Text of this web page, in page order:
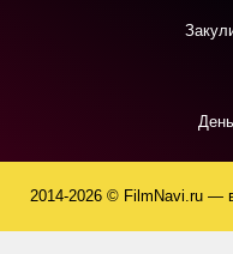
2014-2026 © FilmNavi.ru —